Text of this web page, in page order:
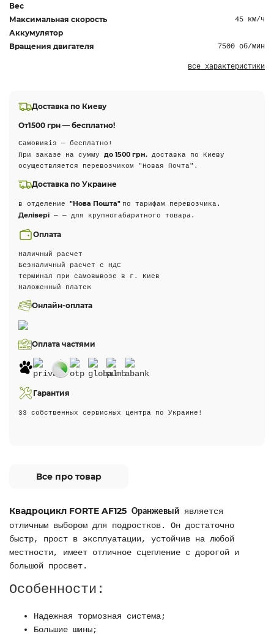
Вес
Максимальная скорость
45 км/ч
Аккумулятор
Вращения двигателя
7500 об/мин
все характеристики
Доставка по Киеву
От1500 грн — бесплатно!
Самовивіз — бесплатно!
При заказе на сумму до 1500 грн. доставка по Киеву
осуществляется перевозчиком "Новая Почта".
Доставка по Украине
в отделение "Нова Пошта" по тарифам перевозчика.
Делівері — — для крупногабаритного товара.
Оплата
Наличный расчет
Безналичный расчет с НДС
Терминал при самовывозе в г. Киев
Наложенный платеж
Онлайн-оплата
Оплата частями
Гарантия
33 собственных сервисных центра по Украине!
Все про товар
Квадроцикл FORTE AF125 Оранжевый является
отличным выбором для подростков. Он достаточно
быстр, прост в эксплуатации, устойчив на любой
местности, имеет отличное сцепление с дорогой и
большой просвет.
Особенности:
Надежная тормозная система;
Большие шины;